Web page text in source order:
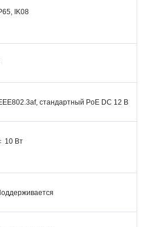
IK08
стандартный PoE DС 12 В
10 Вт